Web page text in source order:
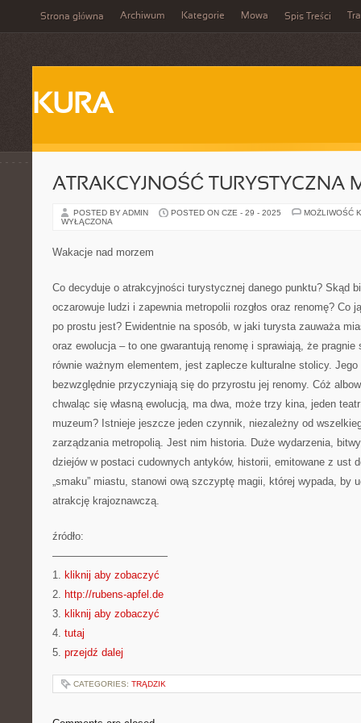
Strona główna Archiwum Kategorie Mowa Spis Treści
KURA
ATRAKCYJNOŚĆ TURYSTYCZNA
POSTED BY ADMIN POSTED ON CZE - 29 - 2025
MOŻLIWOŚĆ
WYŁĄCZONA
Wakacje nad morzem
Co decyduje o atrakcyjności turystycznej danego punktu? Skąd
oczarowuje ludzi i zapewnia metropolii rozgłos oraz renomę? Co
po prostu jest? Ewidentnie na sposób, w jaki turysta zauważa
oraz ewolucja – to one gwarantują renomę i sprawiają, że
równie ważnym elementem, jest zaplecze kulturalne stolicy.
bezwzględnie przyczyniają się do przyrostu jej renomy. Cóż
chwaląc się własną ewolucją, ma dwa, może trzy kina, jeden
muzeum? Istnieje jeszcze jeden czynnik, niezależny od
zarządzania metropolią. Jest nim historia. Duże wydarzenia,
dziejów w postaci cudownych antyków, historii, emitowane z ust
„smaku” miastu, stanowi ową szczyptę magii, której wypada, by
atrakcję krajoznawczą.
źródło:
———————————
1. kliknij aby zobaczyć
2. http://rubens-apfel.de
3. kliknij aby zobaczyć
4. tutaj
5. przejdź dalej
CATEGORIES: TRĄDZIK